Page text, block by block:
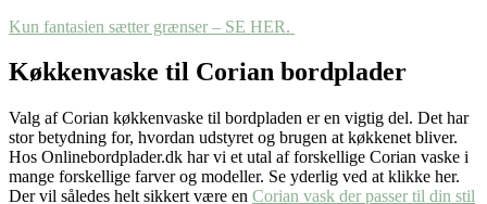
Kun fantasien sætter grænser – SE HER.
Køkkenvaske til Corian bordplader
Valg af Corian køkkenvaske til bordpladen er en vigtig del. Det har
stor betydning for, hvordan udstyret og brugen at køkkenet bliver.
Hos Onlinebordplader.dk har vi et utal af forskellige Corian vaske i
mange forskellige farver og modeller. Se yderlig ved at klikke her.
Der vil således helt sikkert være en Corian vask der passer til din stil